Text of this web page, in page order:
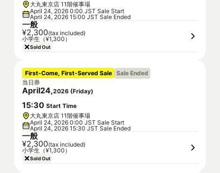
大丸東京店 11階催事場
April 24, 2026 0:00 JST Sale Start
April 24, 2026 15:00 JST Sale Ended
一般
¥2,300(tax included)
小学生（¥1,300）
Sold Out
First-Come, First-Served Sale Sale Ended
当日券
April24,2026 (Friday)
15:30 Start Time
大丸東京店 11階催事場
April 24, 2026 0:00 JST Sale Start
April 24, 2026 15:30 JST Sale Ended
一般
¥2,300(tax included)
小学生（¥1,300）
Sold Out